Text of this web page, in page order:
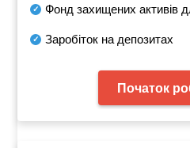
Фонд захищених активів
Заробіток на депозитах
Початок